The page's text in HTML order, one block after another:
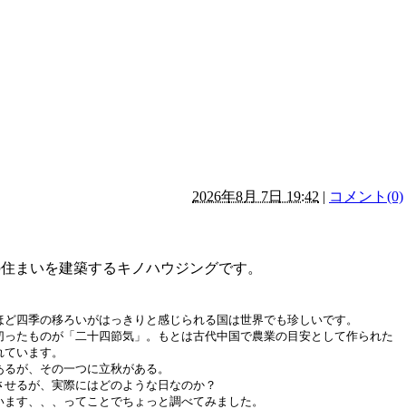
2026年8月 7日 19:42 | コメント(0)
まいを建築するキノハウジングです。
四季の移ろいがはっきりと感じられる国は世界でも珍しいです。
たものが「二十四節気」。もとは古代中国で農業の目安として作られた
います。
が、その一つに立秋がある。
るが、実際にはどのような日なのか？
す、、、
ってことでちょっと調べてみました。